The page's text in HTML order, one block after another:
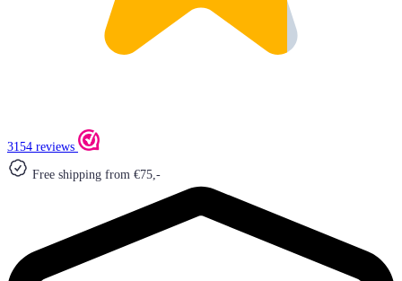
3154 reviews
Free shipping from €75,-